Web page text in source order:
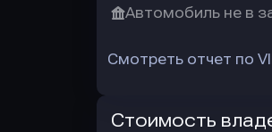
Автомобиль не в
Смотреть отчет по
Стоимость